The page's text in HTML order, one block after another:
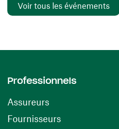
Voir tous les événements
Professionnels
Assureurs
Fournisseurs(ouvre une